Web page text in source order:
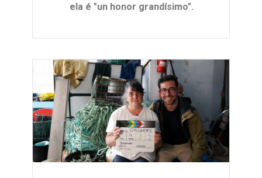
ela é "un honor grandísimo".